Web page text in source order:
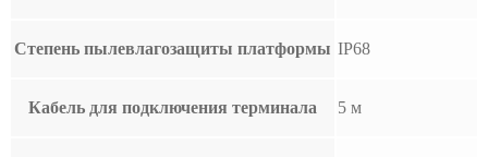
Степень пылевлагозащиты платформы IP68
Кабель для подключения терминала 5 м